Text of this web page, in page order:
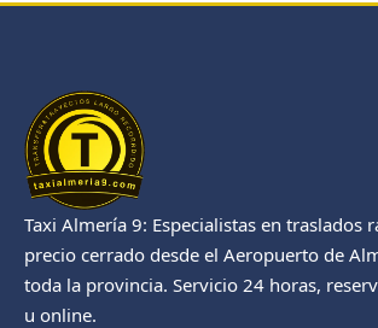
Taxi Almería 9: Especialistas en traslados
precio cerrado desde el Aeropuerto de
toda la provincia. Servicio 24 horas,
u online.